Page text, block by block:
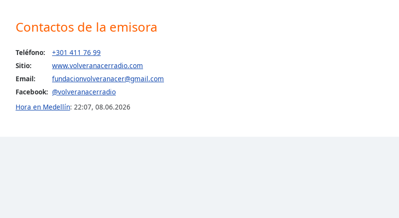
window.
Color
Opacity
Contactos de la emisora
Teléfono:
+301 411 76 99
Sitio:
www.volveranacerradio.com
Email:
fundacionvolveranacer@gmail.com
Facebook: @volveranacerradio
Hora en Medellín: 22:07, 08.06.2026